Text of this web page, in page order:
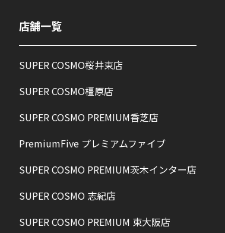
店舗一覧
SUPER COSMO桜井東店
SUPER COSMO橿原店
SUPER COSMO PREMIUM香芝店
PremiumFive プレミアムファイブ
SUPER COSMO PREMIUM茨木インター店
SUPER COSMO 志紀店
SUPER COSMO PREMIUM 東大阪店